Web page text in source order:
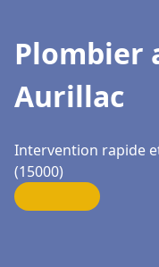
Plombier
Aurillac
Intervention rapide
(15000)